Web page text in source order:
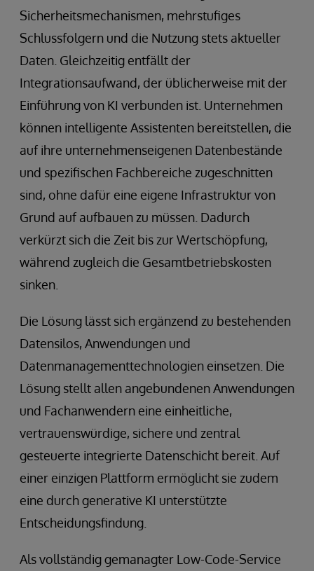
Sicherheitsmechanismen, mehrstufiges
Schlussfolgern und die Nutzung stets aktueller
Daten. Gleichzeitig entfällt der
Integrationsaufwand, der üblicherweise mit der
Einführung von KI verbunden ist. Unternehmen
können intelligente Assistenten bereitstellen, die
auf ihre unternehmenseigenen Datenbestände
und spezifischen Fachbereiche zugeschnitten
sind, ohne dafür eine eigene Infrastruktur von
Grund auf aufbauen zu müssen. Dadurch
verkürzt sich die Zeit bis zur Wertschöpfung,
während zugleich die Gesamtbetriebskosten
sinken.
Die Lösung lässt sich ergänzend zu bestehenden
Datensilos, Anwendungen und
Datenmanagementtechnologien einsetzen. Die
Lösung stellt allen angebundenen Anwendungen
und Fachanwendern eine einheitliche,
vertrauenswürdige, sichere und zentral
gesteuerte integrierte Datenschicht bereit. Auf
einer einzigen Plattform ermöglicht sie zudem
eine durch generative KI unterstützte
Entscheidungsfindung.
Als vollständig gemanagter Low-Code-Service